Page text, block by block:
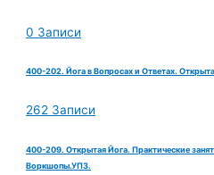
0 Записи
400-202. Йога в Вопросах и Ответах.
262 Записи
400-209. Открытая Йога. Практические
Воркшопы.УПЗ.